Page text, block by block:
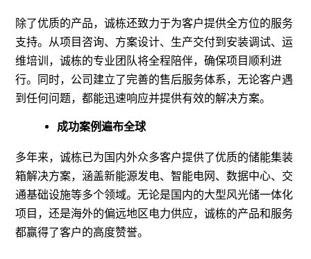
除了优质的产品，诚栋还致力于为客户提供全方位的服务
支持。从项目咨询、方案设计、生产交付到安装调试、运
维培训，诚栋的专业团队将全程陪伴，确保项目顺利进
行。同时，公司建立了完善的售后服务体系，无论客户遇
到任何问题，都能迅速响应并提供有效的解决方案。
成功案例遍布全球
多年来，诚栋已为国内外众多客户提供了优质的储能集装
箱解决方案，涵盖新能源发电、智能电网、数据中心、交
通基础设施等多个领域。无论是国内的大型风光储一体化
项目，还是海外的偏远地区电力供应，诚栋的产品和服务
都赢得了客户的高度赞誉。